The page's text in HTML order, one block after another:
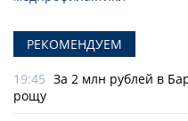
РЕКОМЕНДУЕМ
19:45 За 2 млн рублей в
рощу